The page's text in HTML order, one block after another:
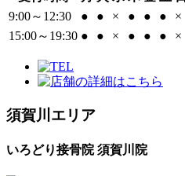
9:00～12:30
● ● × ● ● ● ×
15:00～19:30 ● ● × ● ● ● ×
須賀川エリア
いろどり接骨院 須賀川院